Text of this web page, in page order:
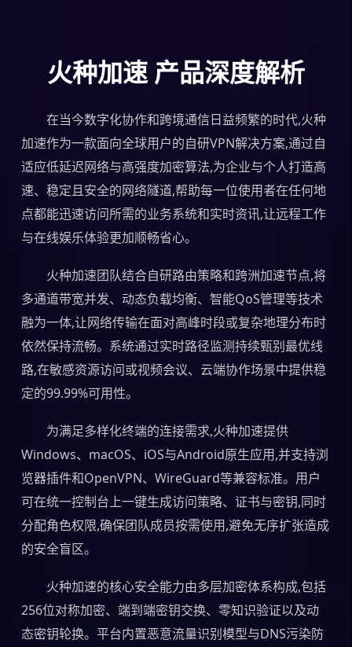
火种加速 产品深度解析
在当今数字化协作和跨境通信日益频繁的时代,火种
加速作为一款面向全球用户的自研VPN解决方案,通过自
适应低延迟网络与高强度加密算法,为企业与个人打造高
速、稳定且安全的网络隧道,帮助每一位使用者在任何地
点都能迅速访问所需的业务系统和实时资讯,让远程工作
与在线娱乐体验更加顺畅省心。
火种加速团队结合自研路由策略和跨洲加速节点,将
多通道带宽并发、动态负载均衡、智能QoS管理等技术
融为一体,让网络传输在面对高峰时段或复杂地理分布时
依然保持流畅。系统通过实时路径监测持续甄别最优线
路,在敏感资源访问或视频会议、云端协作场景中提供稳
定的99.99%可用性。
为满足多样化终端的连接需求,火种加速提供
Windows、macOS、iOS与Android原生应用,并支持浏
览器插件和OpenVPN、WireGuard等兼容标准。用户
可在统一控制台上一键生成访问策略、证书与密钥,同时
分配角色权限,确保团队成员按需使用,避免无序扩张造成
的安全盲区。
火种加速的核心安全能力由多层加密体系构成,包括
256位对称加密、端到端密钥交换、零知识验证以及动
态密钥轮换。平台内置恶意流量识别模型与DNS污染防